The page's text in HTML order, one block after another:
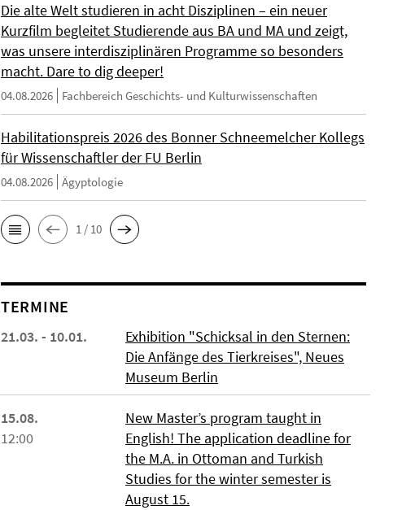
Die alte Welt studieren in acht Disziplinen – ein neuer
Kurzfilm begleitet Studierende aus BA und MA und zeigt,
was unsere interdisziplinären Programme so besonders
macht. Dare to dig deeper!
04.08.2026 Fachbereich Geschichts- und Kulturwissenschaften
Habilitationspreis 2026 des Bonner Schneemelcher Kollegs
für Wissenschaftler der FU Berlin
04.08.2026 Ägyptologie
1 / 10
TERMINE
21.03. - 10.01.
Exhibition "Schicksal in den Sternen:
Die Anfänge des Tierkreises", Neues
Museum Berlin
15.08.
12:00
New Master’s program taught in
English! The application deadline for
the M.A. in Ottoman and Turkish
Studies for the winter semester is
August 15.